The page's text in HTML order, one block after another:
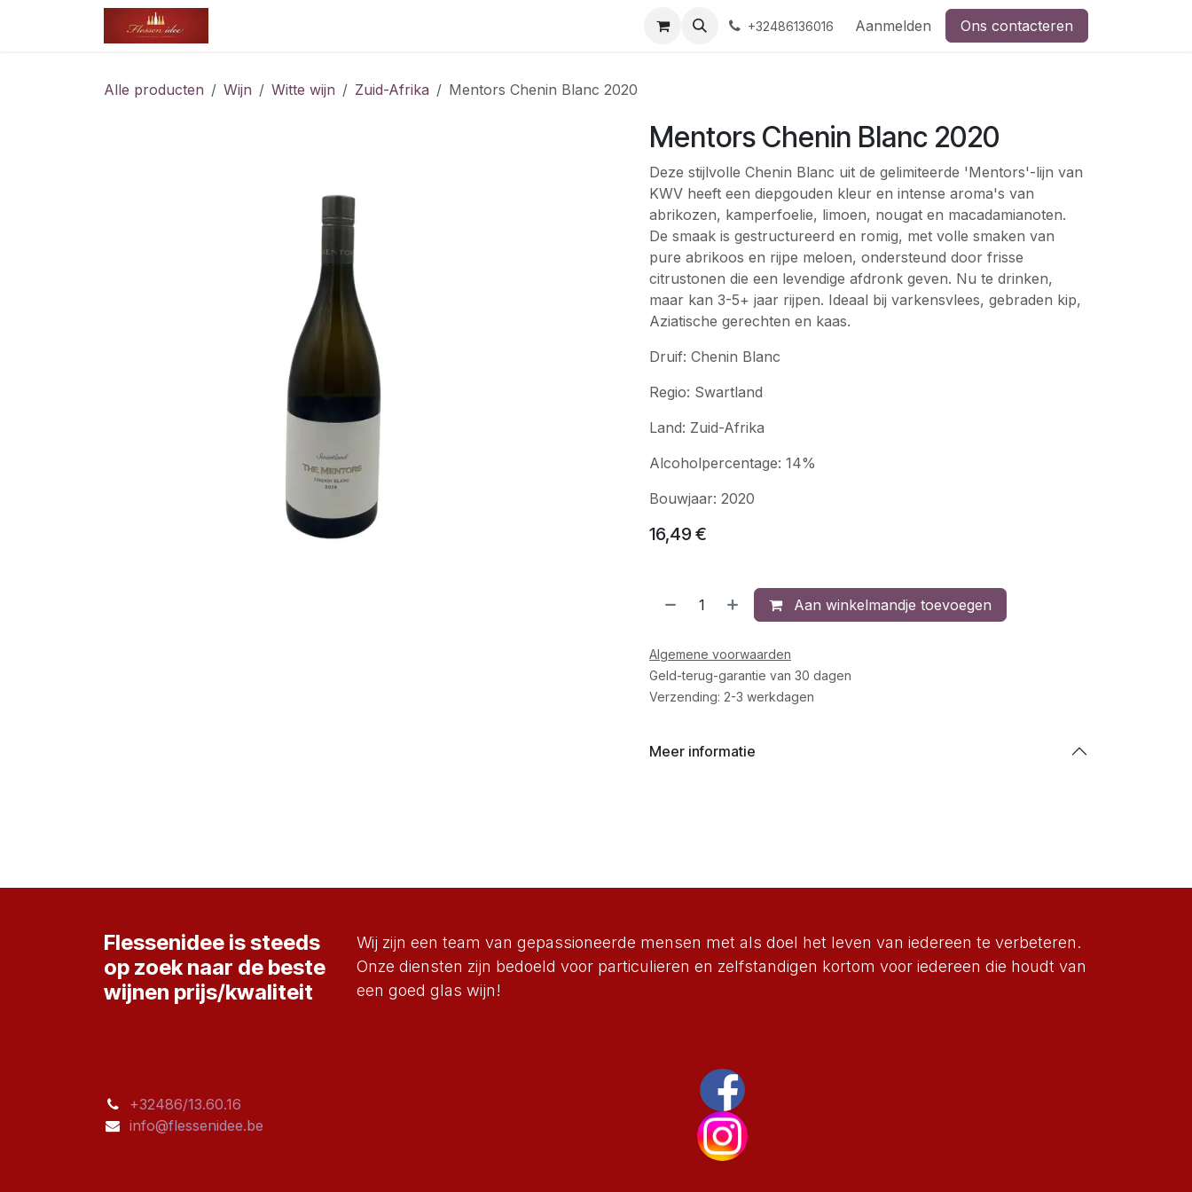
Overslaan naar inhoud
Openingsuren +32486136016 Aanmelden Ons contacteren
Alle producten Wijn Witte wijn Zuid-Afrika Mentors Chenin Blanc 2020
Mentors Chenin Blanc 2020
Deze stijlvolle Chenin Blanc uit de gelimiteerde 'Mentors'-lijn van
KWV heeft een diepgouden kleur en intense aroma's van
abrikozen, kamperfoelie, limoen, nougat en macadamianoten.
De smaak is gestructureerd en romig, met volle smaken van
pure abrikoos en rijpe meloen, ondersteund door frisse
citrustonen die een levendige afdronk geven. Nu te drinken,
maar kan 3-5+ jaar rijpen. Ideaal bij varkensvlees, gebraden kip,
Aziatische gerechten en kaas.
Druif: Chenin Blanc
Regio: Swartland
Land: Zuid-Afrika
Alcoholpercentage: 14%
Bouwjaar: 2020
16,49€
Aan winkelmandje toevoegen
Algemene voorwaarden
Geld-terug-garantie van 30 dagen
Verzending: 2-3 werkdagen
Meer informatie
Flessenidee is steeds
op zoek naar de beste
wijnen prijs/kwaliteit
Wij zijn een team van gepassioneerde mensen met als doel het leven van iedereen te verbeteren.
Onze diensten zijn bedoeld voor particulieren en zelfstandigen kortom voor iedereen die houdt van
een goed glas wijn!
+32486/13.60.16
info@flessenidee.be